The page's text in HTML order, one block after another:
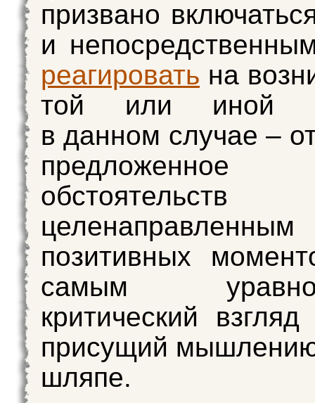
призвано
и
реагировать на
той или иной
в данном случае –
предложенное
обстоятельств
позитивных
самым
критический
присущий
шляпе.